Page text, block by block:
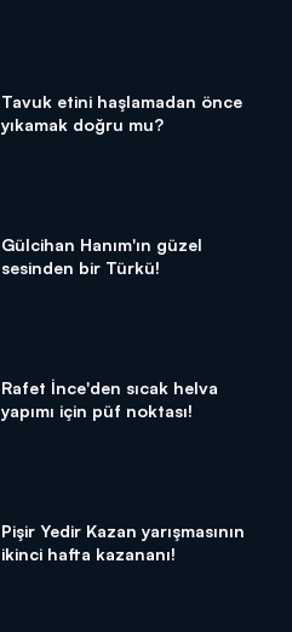
Tavuk etini haşlamadan önce
yıkamak doğru mu?
Gülcihan Hanım'ın güzel
sesinden bir Türkü!
Rafet İnce'den sıcak helva
yapımı için püf noktası!
Pişir Yedir Kazan yarışmasının
ikinci hafta kazananı!